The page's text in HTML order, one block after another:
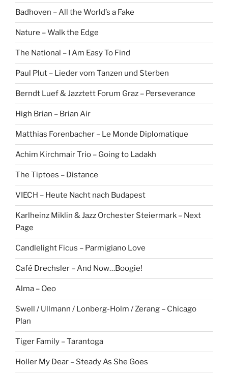
Badhoven – All the World’s a Fake
Nature – Walk the Edge
The National – I Am Easy To Find
Paul Plut – Lieder vom Tanzen und Sterben
Berndt Luef & Jazztett Forum Graz – Perseverance
High Brian – Brian Air
Matthias Forenbacher – Le Monde Diplomatique
Achim Kirchmair Trio – Going to Ladakh
The Tiptoes – Distance
VIECH – Heute Nacht nach Budapest
Karlheinz Miklin & Jazz Orchester Steiermark – Next
Page
Candlelight Ficus – Parmigiano Love
Café Drechsler – And Now…Boogie!
Alma – Oeo
Swell / Ullmann / Lonberg-Holm / Zerang – Chicago
Plan
Tiger Family – Tarantoga
Holler My Dear – Steady As She Goes